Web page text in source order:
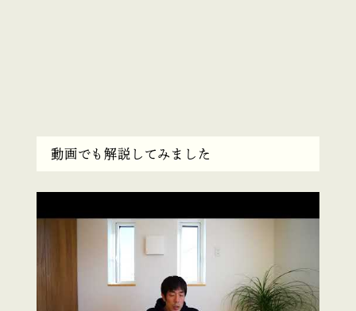
動画でも解説してみました